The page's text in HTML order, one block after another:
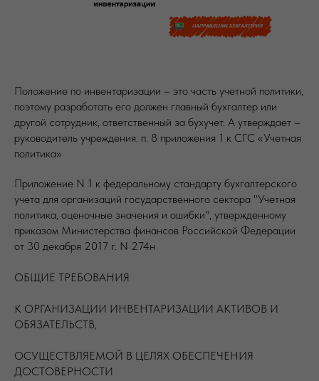
Положение по инвентаризации – это часть учетной политики,
поэтому разработать его должен главный бухгалтер или
другой сотрудник, ответственный за бухучет. А утверждает –
руководитель учреждения. п. 8 приложения 1 к СГС «Учетная
политика»
Приложение N 1 к федеральному стандарту бухгалтерского
учета для организаций государственного сектора "Учетная
политика, оценочные значения и ошибки", утвержденному
приказом Министерства финансов Российской Федерации
от 30 декабря 2017 г. N 274н
ОБЩИЕ ТРЕБОВАНИЯ
К ОРГАНИЗАЦИИ ИНВЕНТАРИЗАЦИИ АКТИВОВ И
ОБЯЗАТЕЛЬСТВ,
ОСУЩЕСТВЛЯЕМОЙ В ЦЕЛЯХ ОБЕСПЕЧЕНИЯ
ДОСТОВЕРНОСТИ